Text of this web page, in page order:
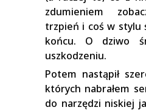
zdumieniem
trzpień i coś w stylu
końcu. O dziwo
uszkodzeniu.
Potem nastąpił
których nabrałem
do narzędzi niskiej